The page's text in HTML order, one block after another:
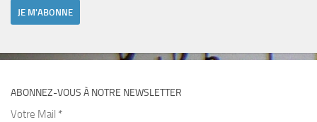
ABONNEZ-VOUS À NOTRE NEWSLETTER
Votre Mail *